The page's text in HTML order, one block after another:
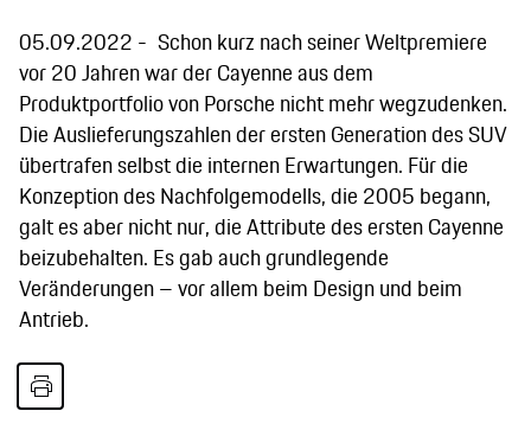
05.09.2022
Schon kurz nach seiner Weltpremiere
vor 20 Jahren war der Cayenne aus dem
Produktportfolio von Porsche nicht mehr wegzudenken.
Die Auslieferungszahlen der ersten Generation des SUV
übertrafen selbst die internen Erwartungen. Für die
Konzeption des Nachfolgemodells, die 2005 begann,
galt es aber nicht nur, die Attribute des ersten Cayenne
beizubehalten. Es gab auch grundlegende
Veränderungen – vor allem beim Design und beim
Antrieb.